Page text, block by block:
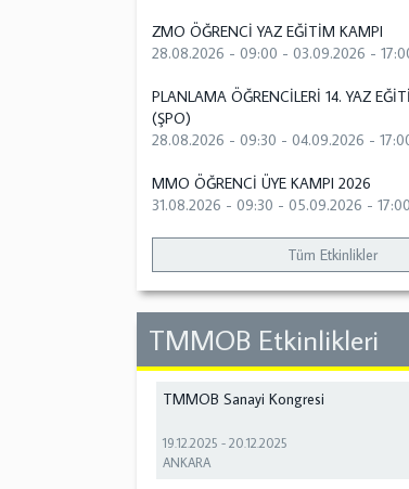
ZMO ÖĞRENCİ YAZ EĞİTİM KAMPI
28.08.2026 - 09:00 -03.09.2026 -
PLANLAMA ÖĞRENCİLERİ 14. YAZ
(ŞPO)
28.08.2026 - 09:30 -04.09.2026 -
MMO ÖĞRENCİ ÜYE KAMPI 2026
31.08.2026 - 09:30 -05.09.2026 - 17:00
Tüm Etkinlikler
TMMOB Etkinlikleri
TMMOB Sanayi Kongresi
19.12.2025 -20.12.2025
ANKARA